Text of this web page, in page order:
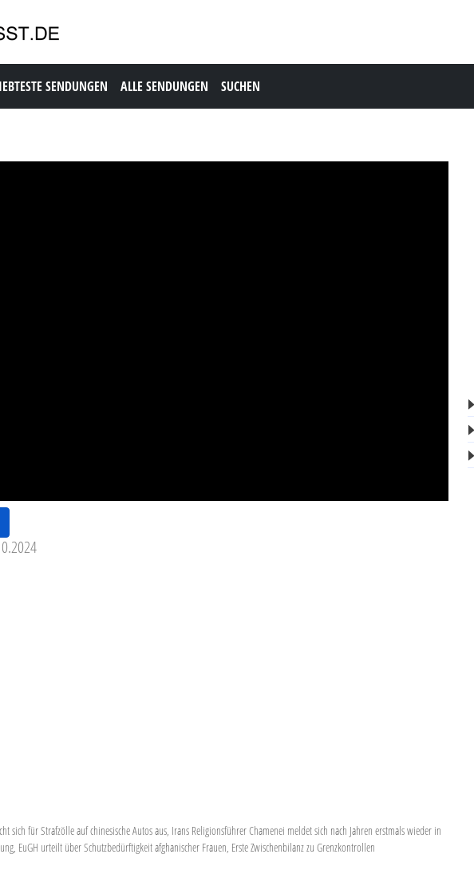
SENDUNGEN ALLE SENDUNGEN SUCHEN
sich für Strafzölle auf chinesische Autos aus, Irans Religionsführer Chamenei meldet sich nach Jahren erstmals wieder in
EuGH urteilt über Schutzbedürftigkeit afghanischer Frauen, Erste Zwischenbilanz zu Grenzkontrollen